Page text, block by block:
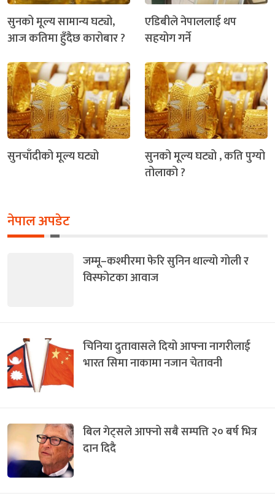
सुनको मूल्य सामान्य घट्यो,
आज कतिमा हुँदैछ कारोबार ?
एडिबीले नेपाललाई थप
सहयोग गर्ने
सुनचाँदीको मूल्य घट्यो
सुनको मूल्य घट्यो , कति पुग्यो
तोलाको ?
नेपाल अपडेट
जम्मू–कश्मीरमा फेरि सुनिन थाल्यो गोली र
विस्फोटका आवाज
चिनिया दुतावासले दियो आफ्ना नागरीलाई
भारत सिमा नाकामा नजान चेतावनी
बिल गेट्सले आफ्नो सबै सम्पत्ति २० बर्ष भित्र
दान दिदै